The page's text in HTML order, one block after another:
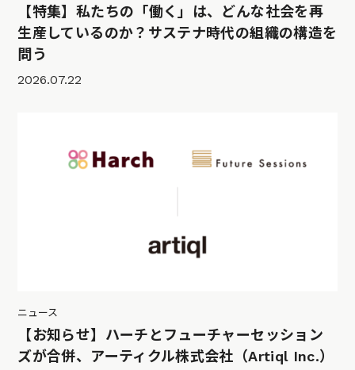
【特集】私たちの「働く」は、どんな社会を再
生産しているのか？サステナ時代の組織の構造を
問う
2026.07.22
ニュース
【お知らせ】ハーチとフューチャーセッション
ズが合併、アーティクル株式会社（Artiql Inc.）